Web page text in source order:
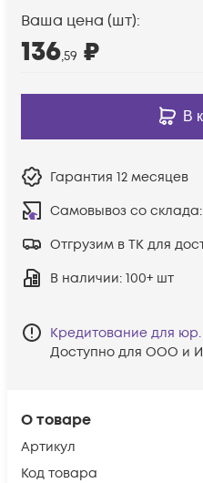
О товаре
Артикул
Код товара
Ваша цена (шт):
136,59 ₽
В
Гарантия 12 месяцев
Самовывоз со склада:
Отгрузим в ТК для
В наличии: 100+ шт
Кредитование для
Доступно для ООО и